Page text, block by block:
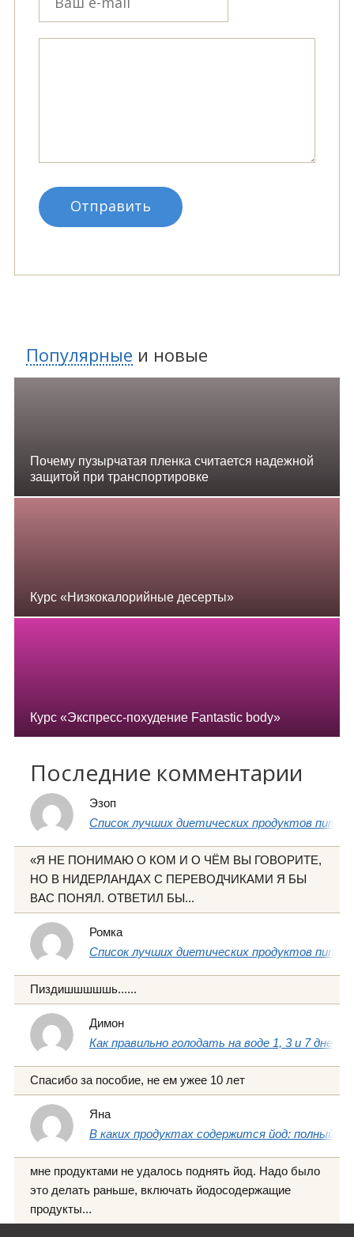
Популярные и новые
Почему пузырчатая пленка считается надежной
защитой при транспортировке
Курс «Низкокалорийные десерты»
Курс «Экспресс-похудение Fantastic body»
Последние комментарии
Эзоп
Список лучших диетических продуктов
«Я НЕ ПОНИМАЮ О КОМ И О ЧЁМ ВЫ ГОВОРИТЕ,
НО В НИДЕРЛАНДАХ С ПЕРЕВОДЧИКАМИ Я БЫ
ВАС ПОНЯЛ. ОТВЕТИЛ БЫ...
Ромка
Список лучших диетических продуктов
Пиздишшшшшь......
Димон
Как правильно голодать на воде 1, 3 и 7 дней
Спасибо за пособие, не ем ужее 10 лет
Яна
В каких продуктах содержится йод: полный
мне продуктами не удалось поднять йод. Надо было
это делать раньше, включать йодосодержащие
продукты...